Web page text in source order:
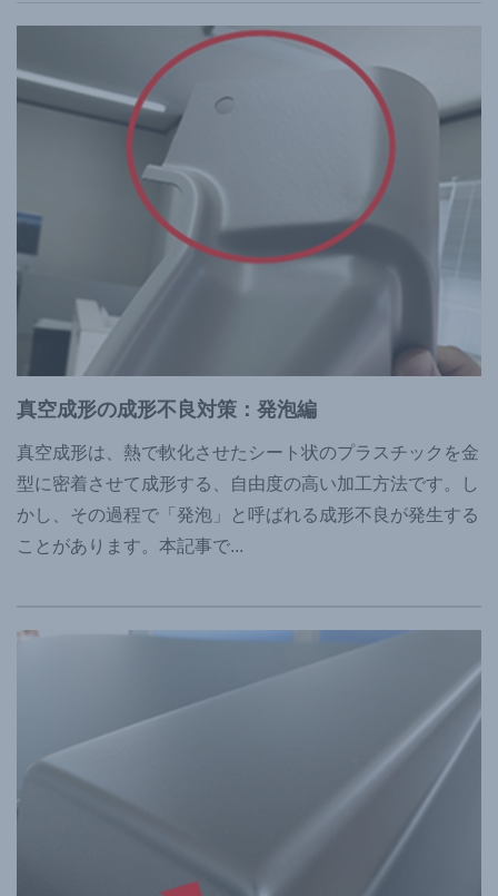
真空成形の成形不良対策：発泡編
真空成形は、熱で軟化させたシート状のプラスチックを金
型に密着させて成形する、自由度の高い加工方法です。し
かし、その過程で「発泡」と呼ばれる成形不良が発生する
ことがあります。本記事で...